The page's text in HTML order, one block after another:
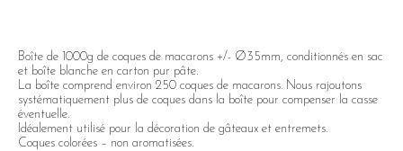
Boîte de 1000g de coques de macarons +/- Ø35mm, conditionnés en sac
et boîte blanche en carton pur pâte.
La boîte comprend environ 250 coques de macarons. Nous rajoutons
systématiquement plus de coques dans la boîte pour compenser la casse
éventuelle.
Idéalement utilisé pour la décoration de gâteaux et entremets.
Coques colorées – non aromatisées.